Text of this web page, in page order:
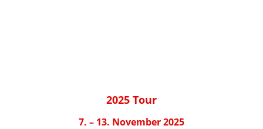
2025 Tour
7. – 13. November 2025